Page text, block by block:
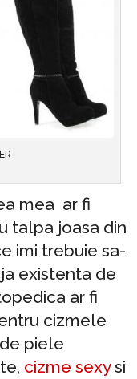
mea ar fi
talpa joasa din
imi trebuie sa-
existenta de
ar fi
cizmele
piele
cizme sexysi